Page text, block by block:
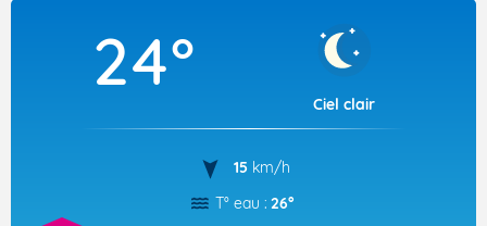
24°
Ciel clair
15 km/h
T° eau : 26°